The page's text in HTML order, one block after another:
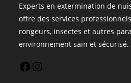
Experts en extermination de
offre des services
rongeurs, insectes et autres
environnement sain et sécurisé.